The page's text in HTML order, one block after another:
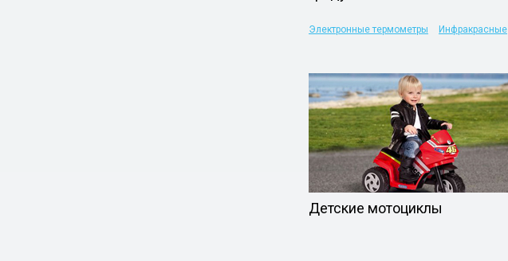
Электронные термометры Инфракрасные
Детские мотоциклы